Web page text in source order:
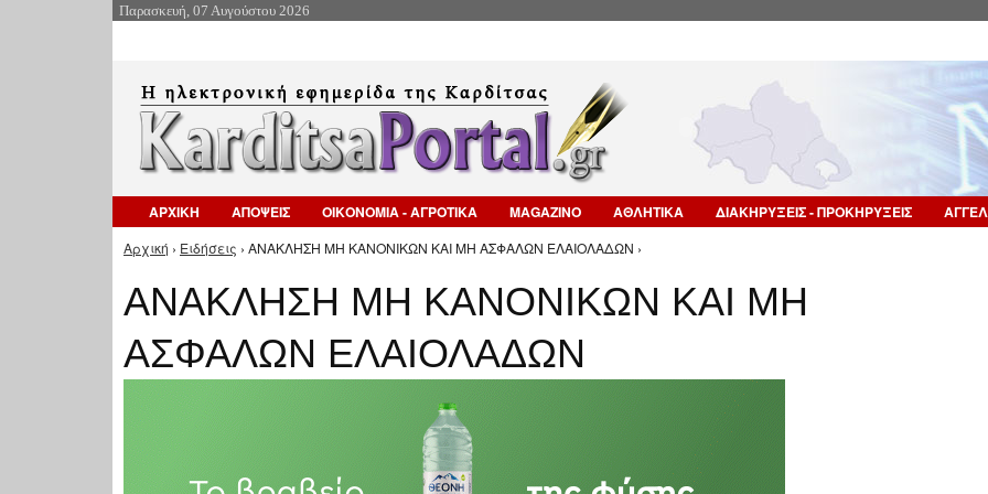
Παρασκευή, 07 Αυγούστου 2026
ΑΡΧΙΚΗ ΑΠΟΨΕΙΣ ΟΙΚΟΝΟΜΙΑ - ΑΓΡΟΤΙΚΑ MAGAZINO ΑΘΛΗΤΙΚΑ ΔΙΑΚΗΡΥΞΕΙΣ - ΠΡΟΚΗΡΥΞΕΙΣ
Είστε εδώ
Αρχική › Ειδήσεις › ΑΝΑΚΛΗΣΗ ΜΗ ΚΑΝΟΝΙΚΩΝ ΚΑΙ ΜΗ ΑΣΦΑΛΩΝ ΕΛΑΙΟΛΑΔΩΝ ›
ΑΝΑΚΛΗΣΗ ΜΗ ΚΑΝΟΝΙΚΩΝ ΚΑΙ ΜΗ
ΑΣΦΑΛΩΝ ΕΛΑΙΟΛΑΔΩΝ